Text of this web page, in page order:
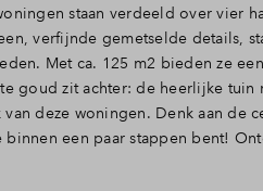
staan verdeeld over vier
verfijnde gemetselde details,
Met ca. 125 m2 bieden ze
goud zit achter: de heerlijke
deze woningen. Denk aan de
een paar stappen bent!
deuren naar de tuin